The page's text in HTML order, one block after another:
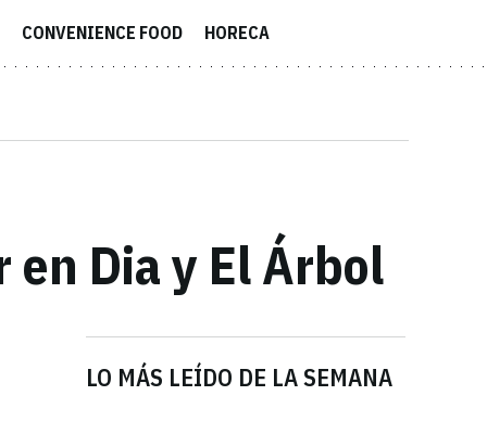
CONVENIENCE FOOD HORECA
Dia y El Árbol
LO MÁS LEÍDO DE LA SEMANA